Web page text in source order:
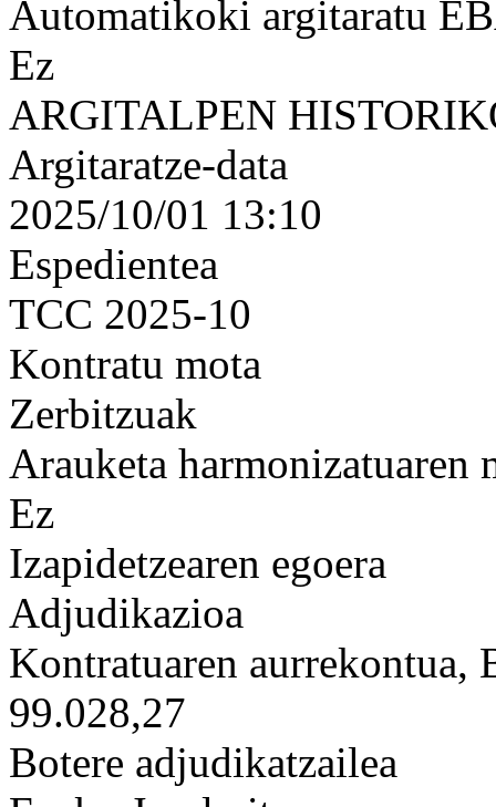
Automatikoki argitaratu
Ez
ARGITALPEN
Argitaratze-data
2025/10/01 13:10
Espedientea
TCC 2025-10
Kontratu mota
Zerbitzuak
Arauketa harmonizatuaren
Ez
Izapidetzearen egoera
Adjudikazioa
Kontratuaren aurrekontua,
99.028,27
Botere adjudikatzailea